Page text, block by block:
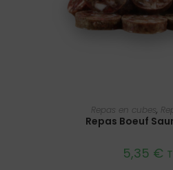
AJOUTER AU
Repas en cubes,
Repas Boeuf
5,35 €